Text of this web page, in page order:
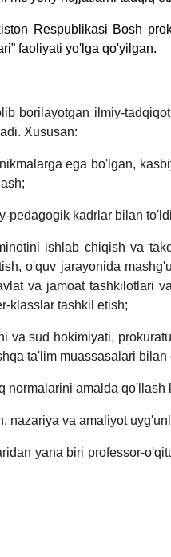
Respublikasi Bosh
faoliyati yo'lga qo'yilgan.
borilayotgan ilmiy-
Xususan:
ega bo'lgan,
pedagogik kadrlar bilan
ishlab chiqish va
o'quv jarayonida
va jamoat tashkilotlari
klasslar tashkil etish;
va sud hokimiyati,
ta'lim muassasalari
normalarini amalda
nazariya va amaliyot
yana biri professor-